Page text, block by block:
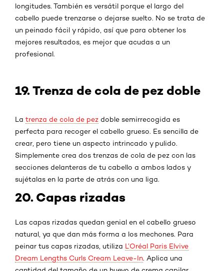
longitudes. También es versátil porque el largo del
cabello puede trenzarse o dejarse suelto. No se trata de
un peinado fácil y rápido, así que para obtener los
mejores resultados, es mejor que acudas a un
profesional.
19. Trenza de cola de pez doble
La trenza de cola de pez doble semirrecogida es
perfecta para recoger el cabello grueso. Es sencilla de
crear, pero tiene un aspecto intrincado y pulido.
Simplemente crea dos trenzas de cola de pez con las
secciones delanteras de tu cabello a ambos lados y
sujétalas en la parte de atrás con una liga.
20. Capas rizadas
Las capas rizadas quedan genial en el cabello grueso
natural, ya que dan más forma a los mechones. Para
peinar tus capas rizadas, utiliza L’Oréal Paris Elvive
Dream Lengths Curls Cream Leave-In. Aplica una